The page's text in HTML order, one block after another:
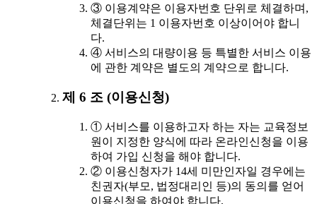
③ 이용계약은 이용자번호 단위로 체결하며,
체결단위는 1 이용자번호 이상이어야 합니
다.
④ 서비스의 대량이용 등 특별한 서비스 이용
에 관한 계약은 별도의 계약으로 합니다.
제 6 조 (이용신청)
① 서비스를 이용하고자 하는 자는 교육정보
원이 지정한 양식에 따라 온라인신청을 이용
하여 가입 신청을 해야 합니다.
② 이용신청자가 14세 미만인자일 경우에는
친권자(부모, 법정대리인 등)의 동의를 얻어
이용신청을 하여야 합니다.